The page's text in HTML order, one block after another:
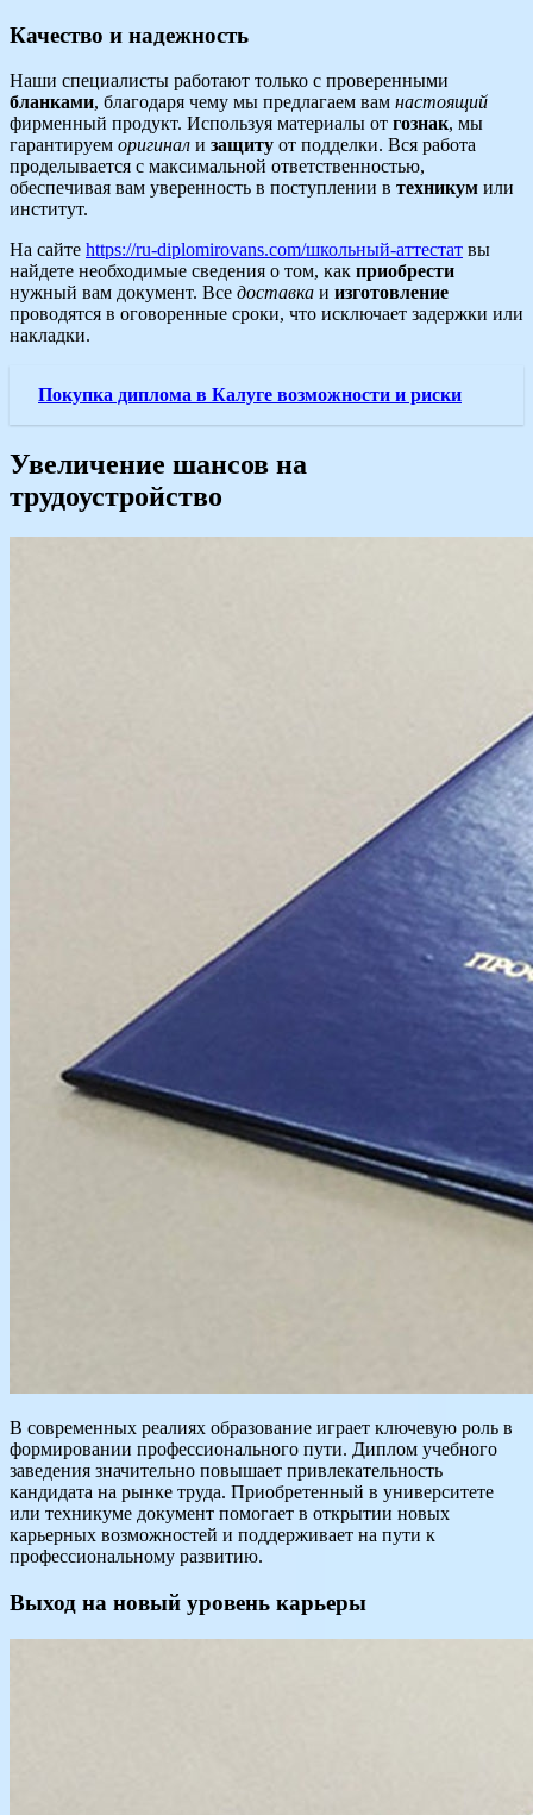
Качество и надежность
Наши специалисты работают только с проверенными
бланками, благодаря чему мы предлагаем вам настоящий
фирменный продукт. Используя материалы от гознак, мы
гарантируем оригинал и защиту от подделки. Вся работа
проделывается с максимальной ответственностью,
обеспечивая вам уверенность в поступлении в техникум или
институт.
На сайте https://ru-diplomirovans.com/школьный-аттестат вы
найдете необходимые сведения о том, как приобрести
нужный вам документ. Все доставка и изготовление
проводятся в оговоренные сроки, что исключает задержки или
накладки.
Покупка диплома в Калуге возможности и риски
Увеличение шансов на
трудоустройство
В современных реалиях образование играет ключевую роль в
формировании профессионального пути. Диплом учебного
заведения значительно повышает привлекательность
кандидата на рынке труда. Приобретенный в университете
или техникуме документ помогает в открытии новых
карьерных возможностей и поддерживает на пути к
профессиональному развитию.
Выход на новый уровень карьеры